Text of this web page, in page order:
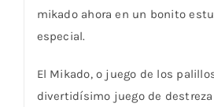
mikado ahora en un bonito
especial.
El Mikado, o juego de los
divertidísimo juego de